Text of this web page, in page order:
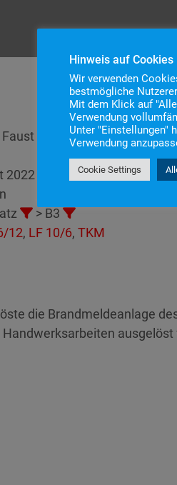
Gymnasium
8:20
> B3
12, LF 10/6, TKM
die Brandmeldeanlage
Hinweis auf Cookies
Wir verwenden
bestmögliche
Mit dem Klick auf
Verwendung
Unter "Einstellungen"
Verwendung
Cookie Settings